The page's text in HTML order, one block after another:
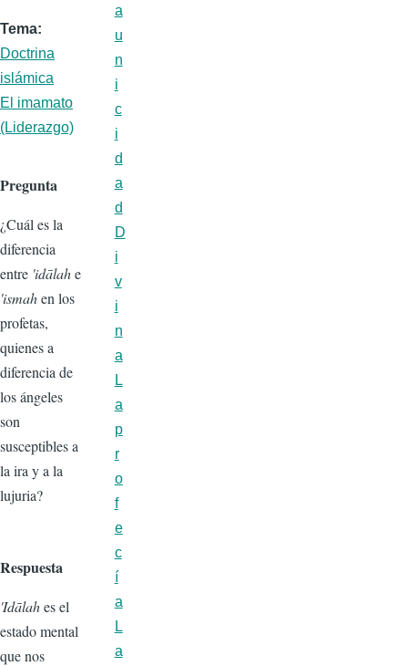
Tema
Doctrina
islámica
El imamato
(Liderazgo)
Pregunta
¿Cuál es la
diferencia
entre 'idālahe
'ismahen los
profetas,
quienes a
diferencia de
los ángeles
son
susceptibles a
la ira y a la
lujuria?
Respuesta
'Idālahes el
estado mental
que nos
a
u
n
i
c
i
d
a
d
D
i
v
i
n
a
L
a
p
r
o
f
e
c
í
a
L
a